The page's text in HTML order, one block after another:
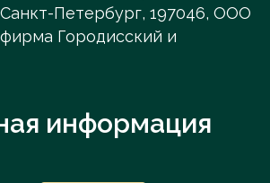
Санкт-Петербург, 197046, ООО
Городисский и
информация